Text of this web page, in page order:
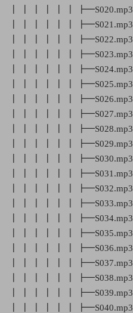
┃ ┃ ┃ ┃ ┃ ┃ ┣━S020.mp3
┃ ┃ ┃ ┃ ┃ ┃ ┣━S021.mp3
┃ ┃ ┃ ┃ ┃ ┃ ┣━S022.mp3
┃ ┃ ┃ ┃ ┃ ┃ ┣━S023.mp3
┃ ┃ ┃ ┃ ┃ ┃ ┣━S024.mp3
┃ ┃ ┃ ┃ ┃ ┃ ┣━S025.mp3
┃ ┃ ┃ ┃ ┃ ┃ ┣━S026.mp3
┃ ┃ ┃ ┃ ┃ ┃ ┣━S027.mp3
┃ ┃ ┃ ┃ ┃ ┃ ┣━S028.mp3
┃ ┃ ┃ ┃ ┃ ┃ ┣━S029.mp3
┃ ┃ ┃ ┃ ┃ ┃ ┣━S030.mp3
┃ ┃ ┃ ┃ ┃ ┃ ┣━S031.mp3
┃ ┃ ┃ ┃ ┃ ┃ ┣━S032.mp3
┃ ┃ ┃ ┃ ┃ ┃ ┣━S033.mp3
┃ ┃ ┃ ┃ ┃ ┃ ┣━S034.mp3
┃ ┃ ┃ ┃ ┃ ┃ ┣━S035.mp3
┃ ┃ ┃ ┃ ┃ ┃ ┣━S036.mp3
┃ ┃ ┃ ┃ ┃ ┃ ┣━S037.mp3
┃ ┃ ┃ ┃ ┃ ┃ ┣━S038.mp3
┃ ┃ ┃ ┃ ┃ ┃ ┣━S039.mp3
┃ ┃ ┃ ┃ ┃ ┃ ┣━S040.mp3